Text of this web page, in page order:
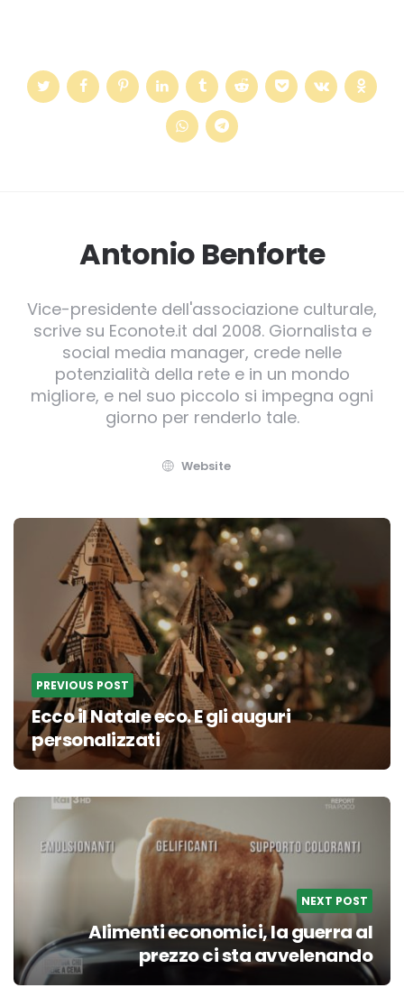
Antonio Benforte
Vice-presidente dell'associazione culturale,
scrive su Econote.it dal 2008. Giornalista e
social media manager, crede nelle
potenzialità della rete e in un mondo
migliore, e nel suo piccolo si impegna ogni
giorno per renderlo tale.
Website
Post
navigation
PREVIOUS POST
Ecco il Natale eco. E gli auguri
personalizzati
NEXT POST
Alimenti economici, la guerra al
prezzo ci sta avvelenando